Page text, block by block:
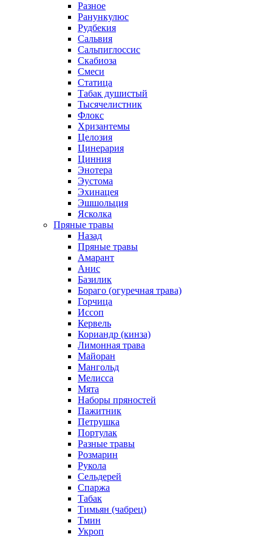
Разное
Ранункулюс
Рудбекия
Сальвия
Сальпиглоссис
Скабиоза
Смеси
Статица
Табак душистый
Тысячелистник
Флокс
Хризантемы
Целозия
Цинерария
Цинния
Энотера
Эустома
Эхинацея
Эшшольция
Ясколка
Пряные травы
Назад
Пряные травы
Амарант
Анис
Базилик
Бораго (огуречная трава)
Горчица
Иссоп
Кервель
Кориандр (кинза)
Лимонная трава
Майоран
Мангольд
Мелисса
Мята
Наборы пряностей
Пажитник
Петрушка
Портулак
Разные травы
Розмарин
Рукола
Сельдерей
Спаржа
Табак
Тимьян (чабрец)
Тмин
Укроп